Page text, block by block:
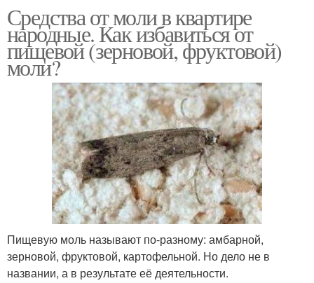
Средства от моли в квартире
народные. Как избавиться от
пищевой (зерновой, фруктовой)
моли?
Пищевую моль называют по-разному: амбарной,
зерновой, фруктовой, картофельной. Но дело не в
названии, а в результате её деятельности.